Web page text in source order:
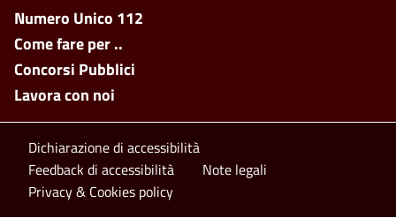
Footer side menu
Numero Unico 112
Come fare per ..
Concorsi Pubblici
Lavora con noi
Footer bottom
Dichiarazione di accessibilità
Feedback di accessibilità
Note legali
Privacy & Cookies policy